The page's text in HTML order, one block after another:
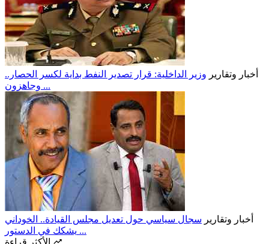
أخبار وتقارير وزير الداخلية: قرار تصدير النفط بداية لكسر الحصار..
وجاهزون ...
أخبار وتقارير سجال سياسي حول تعديل مجلس القيادة.. الخوداني
يشكك في الدستور ...